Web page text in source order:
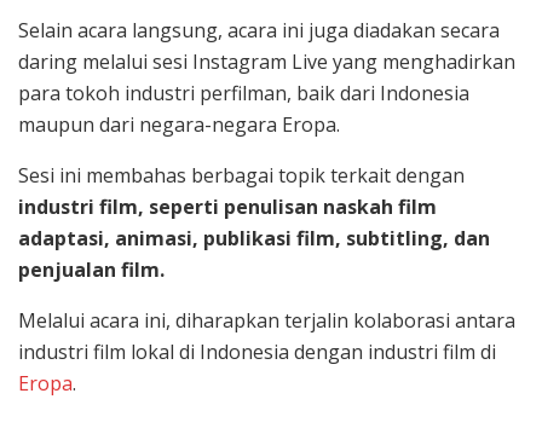
Selain acara langsung, acara ini juga diadakan secara
daring melalui sesi Instagram Live yang menghadirkan
para tokoh industri perfilman, baik dari Indonesia
maupun dari negara-negara Eropa.
Sesi ini membahas berbagai topik terkait dengan
industri film, seperti penulisan naskah film
adaptasi, animasi, publikasi film, subtitling, dan
penjualan film.
Melalui acara ini, diharapkan terjalin kolaborasi antara
industri film lokal di Indonesia dengan industri film di
Eropa.